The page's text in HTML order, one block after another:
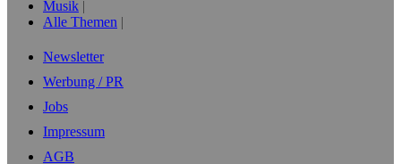
Musik
Alle Themen
Newsletter
Werbung / PR
Jobs
Impressum
AGB